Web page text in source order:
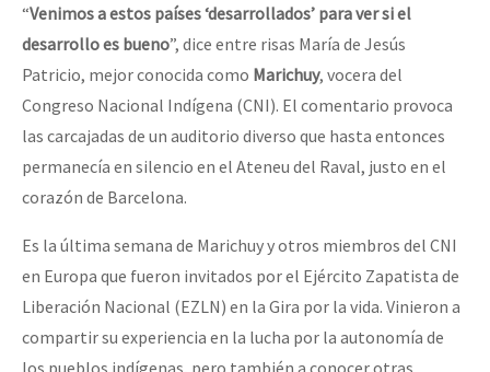
Megaproyectos
Migración
Presos
Mujeres
Niñxs
MULTIMEDIA
Audio
Fotorreportaje
[CDMX – 20 julio] Jornadas globales por la libertad de Jesús
“Sonhando a Terra do Bem Virá” se publica no Estado Espanhol
Se o México sabe, que o mundo saiba! Nossas lutas pela
[25 abr – CDMX] Tokín por el CNI: 30 años de Resistencia y
“Venimos a estos países ‘desarrollados’ para ver si el
desarrollo es bueno”, dice entre risas María de Jesús
Patricio, mejor conocida como Marichuy, vocera del
Congreso Nacional Indígena (CNI). El comentario provoca
las carcajadas de un auditorio diverso que hasta entonces
permanecía en silencio en el Ateneu del Raval, justo en el
corazón de Barcelona.
Es la última semana de Marichuy y otros miembros del CNI
en Europa que fueron invitados por el Ejército Zapatista de
Liberación Nacional (EZLN) en la Gira por la vida. Vinieron a
compartir su experiencia en la lucha por la autonomía de
los pueblos indígenas, pero también a conocer otras